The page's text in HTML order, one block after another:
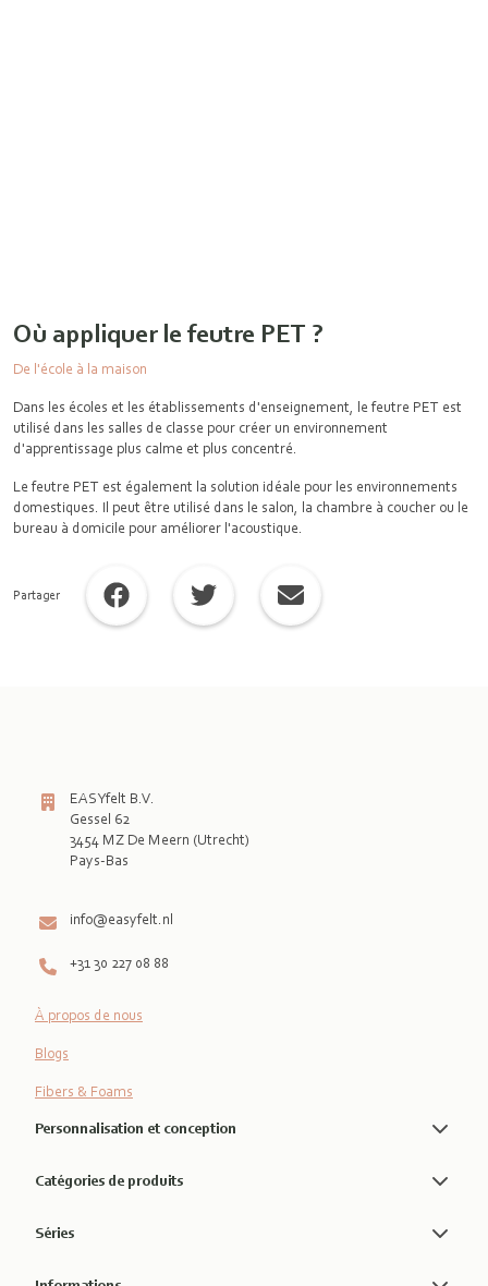
Où appliquer le feutre PET ?
De l'école à la maison
Dans les écoles et les établissements d'enseignement, le feutre PET est
utilisé dans les salles de classe pour créer un environnement
d'apprentissage plus calme et plus concentré.
Le feutre PET est également la solution idéale pour les environnements
domestiques. Il peut être utilisé dans le salon, la chambre à coucher ou le
bureau à domicile pour améliorer l'acoustique.
Partager
EASYfelt B.V.
Gessel 62
3454 MZ De Meern (Utrecht)
Pays-Bas
info@easyfelt.nl
+31 30 227 08 88
À propos de nous
Blogs
Fibers & Foams
Personnalisation et conception
Catégories de produits
Séries